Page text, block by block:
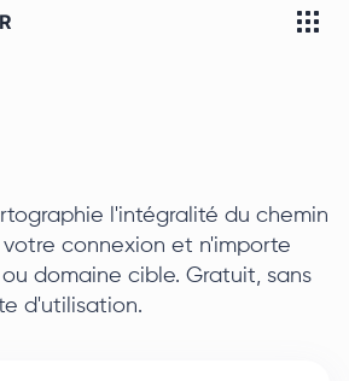
l'intégralité du chemin
connexion et n'importe
domaine cible. Gratuit, sans
d'utilisation.